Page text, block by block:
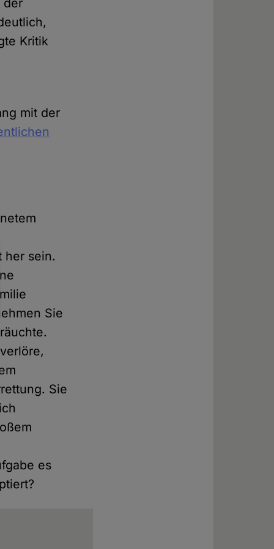
der
Kritik
mit der
her sein.
Sie
Sie
es